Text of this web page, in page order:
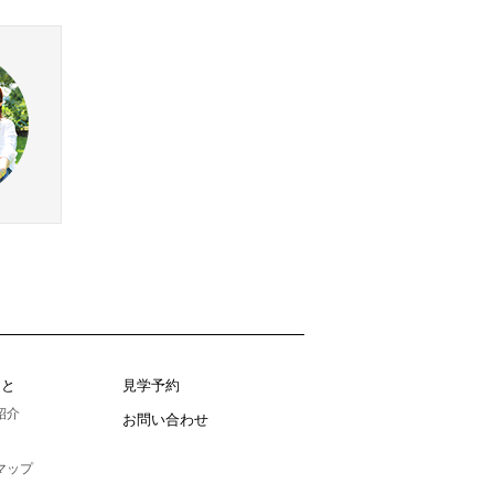
介
ップ
見学予約
お問い合わせ